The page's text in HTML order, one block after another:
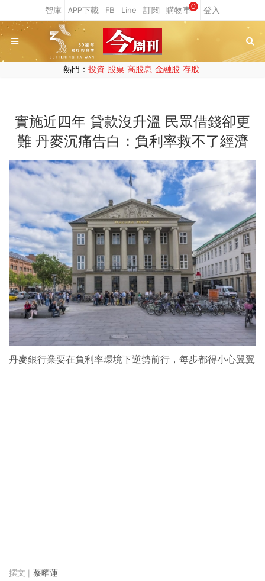
0
熱門： 投資 股票 高股息 金融股 存股
實施近四年 貸款沒升溫 民眾借錢卻更
難 丹麥沉痛告白：負利率救不了經濟
丹麥銀行業要在負利率環境下逆勢前行，每步都得小心翼翼
蔡曜蓮